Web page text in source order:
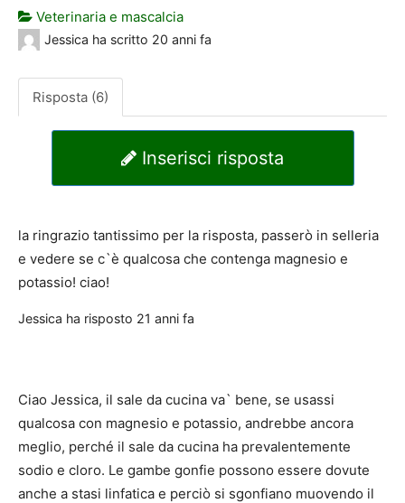
Veterinaria e mascalcia
Jessica ha scritto 20 anni fa
Risposta (6)
Inserisci risposta
la ringrazio tantissimo per la risposta, passerò in selleria
e vedere se c`è qualcosa che contenga magnesio e
potassio! ciao!
Jessica ha risposto 21 anni fa
Ciao Jessica, il sale da cucina va` bene, se usassi
qualcosa con magnesio e potassio, andrebbe ancora
meglio, perché il sale da cucina ha prevalentemente
sodio e cloro. Le gambe gonfie possono essere dovute
anche a stasi linfatica e perciò si sgonfiano muovendo il